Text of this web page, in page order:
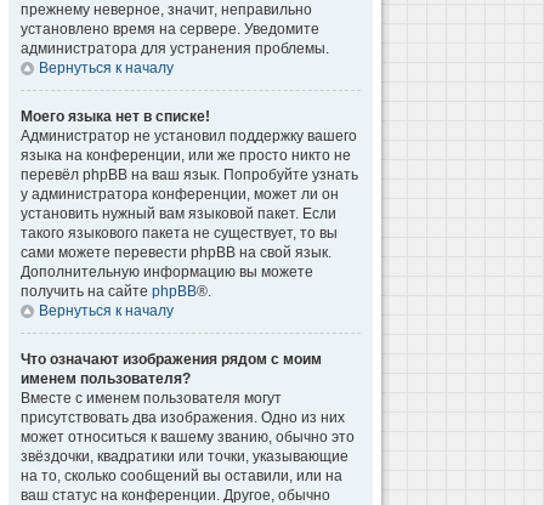
прежнему неверное, значит, неправильно
установлено время на сервере. Уведомите
администратора для устранения проблемы.
Вернуться к началу
Моего языка нет в списке!
Администратор не установил поддержку вашего
языка на конференции, или же просто никто не
перевёл phpBB на ваш язык. Попробуйте узнать
у администратора конференции, может ли он
установить нужный вам языковой пакет. Если
такого языкового пакета не существует, то вы
сами можете перевести phpBB на свой язык.
Дополнительную информацию вы можете
получить на сайте phpBB®.
Вернуться к началу
Что означают изображения рядом с моим
именем пользователя?
Вместе с именем пользователя могут
присутствовать два изображения. Одно из них
может относиться к вашему званию, обычно это
звёздочки, квадратики или точки, указывающие
на то, сколько сообщений вы оставили, или на
ваш статус на конференции. Другое, обычно